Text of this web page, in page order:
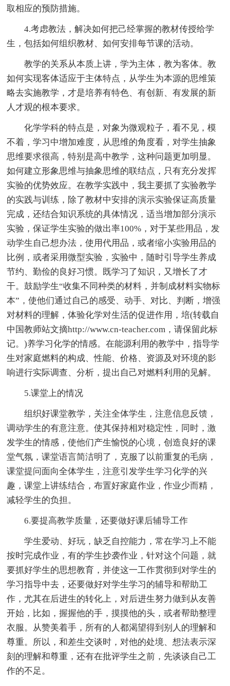
取相应的预防措施。
4.考虑教法，解决如何把己经掌握的教材传授给学
生，包括如何组织教材、如何安排每节课的活动。
教学的关系从本质上讲，学为主体，教为客体。教
如何实现客体适应于主体特点，从学生为本源的思维策
略去实施教学，才是培养有特色、有创新、有发展的新
人才观的根本要求。
化学学科的特点是，对象为微观粒子，看不见，模
不着，学习中增加难度，从思维的角度看，对学生抽象
思维要求很高，特别是高中教学，这种问题更加明显。
如何建立形象思维与抽象思维的联结点，只有充分发挥
实验的优势效应。在教学实践中，我主要抓了实验教学
的实践与训练，除了教材中安排的演示实验保证高质量
完成，还结合知识系统的具体情况，适当增加部分演示
实验，保证学生实验的做出率100%，对于某些用品，发
动学生自己想办法，使用代用品，或者缩小实验用品的
比例，或者采用微型实验，实验中，随时引导学生养成
节约、勤俭的良好习惯。既学习了知识，又增长了才
干。鼓励学生“收集不同种类的材料，并制成材料实物标
本”，使他们通过自己的感受、动手、对比、判断，增强
对材料的理解，体验化学对生活的促进作用，培(转载自
中国教师站文摘http://www.cn-teacher.com，请保留此标
记。)养学习化学的情感。在能源利用的教学中，指导学
生对家庭燃料的构成、性能、价格、资源及对环境的影
响进行实际调查、分析，提出自己对燃料利用的见解。
5.课堂上的情况
组织好课堂教学，关注全体学生，注意信息反馈，
调动学生的有意注意。使其保持相对稳定性，同时，激
发学生的情感，使他们产生愉悦的心境，创造良好的课
堂气氛，课堂语言简洁明了，克服了以前重复的毛病，
课堂提问面向全体学生，注意引发学生学习化学的兴
趣，课堂上讲练结合，布置好家庭作业，作业少而精，
减轻学生的负担。
6.要提高教学质量，还要做好课后辅导工作
学生爱动、好玩，缺乏自控能力，常在学习上不能
按时完成作业，有的学生抄袭作业，针对这个问题，就
要抓好学生的思想教育，并使这一工作贯彻到对学生的
学习指导中去，还要做好对学生学习的辅导和帮助工
作，尤其在后进生的转化上，对后进生努力做到从友善
开始，比如，握握他的手，摸摸他的头，或者帮助整理
衣服。从赞美着手，所有的人都渴望得到别人的理解和
尊重。所以，和差生交谈时，对他的处境、想法表示深
刻的理解和尊重，还有在批评学生之前，先谈谈自己工
作的不足。